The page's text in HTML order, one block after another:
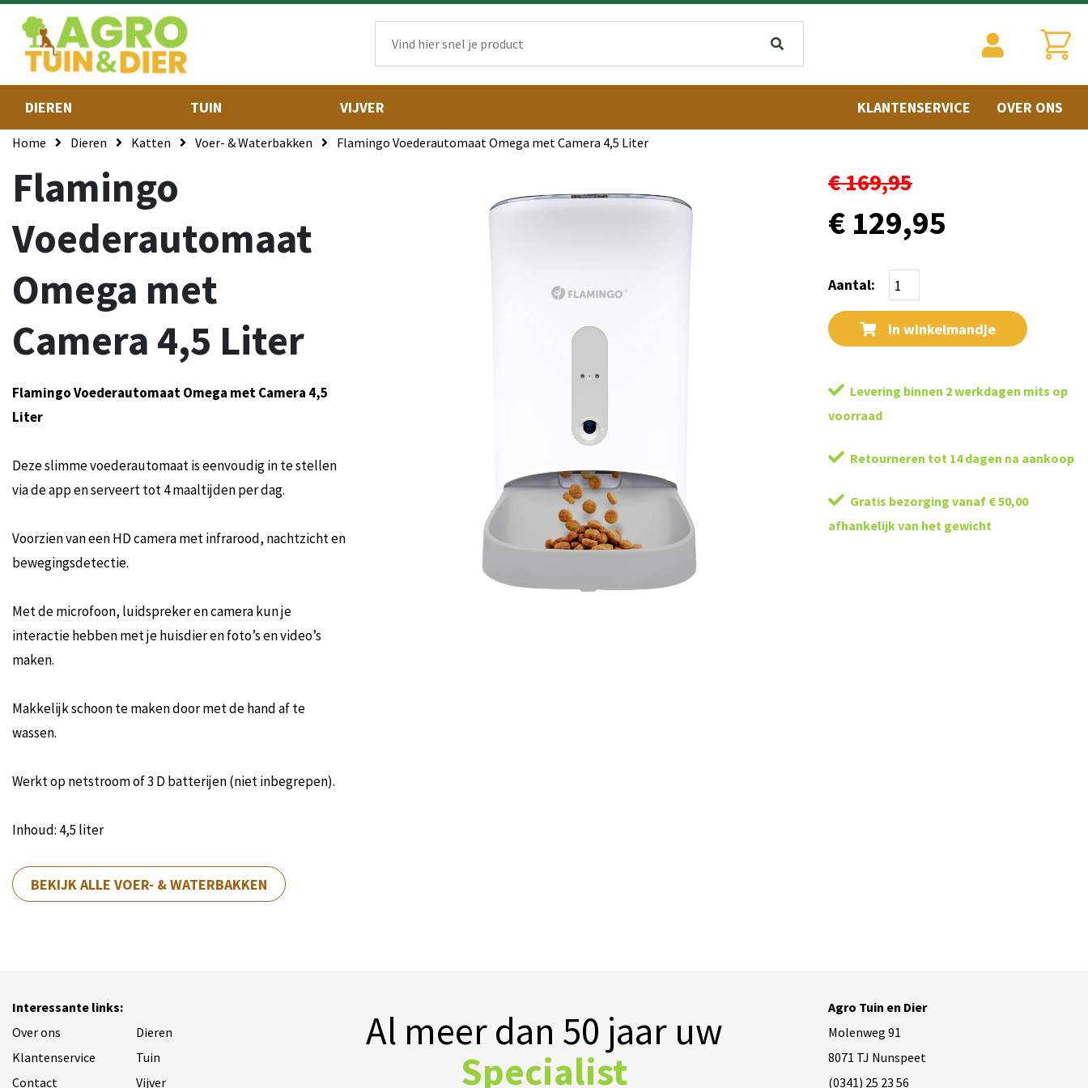
DIEREN TUIN VIJVER KLANTENSERVICE OVER ONS
Home Dieren Katten Voer- & Waterbakken Flamingo Voederautomaat Omega met Camera 4,5 Liter
Flamingo
Voederautomaat
Omega met
Camera 4,5 Liter
Flamingo Voederautomaat Omega met Camera 4,5
Liter
Deze slimme voederautomaat is eenvoudig in te stellen
via de app en serveert tot 4 maaltijden per dag.
Voorzien van een HD camera met infrarood, nachtzicht en
bewegingsdetectie.
Met de microfoon, luidspreker en camera kun je
interactie hebben met je huisdier en foto’s en video’s
maken.
Makkelijk schoon te maken door met de hand af te
wassen.
Werkt op netstroom of 3 D batterijen (niet inbegrepen).
Inhoud: 4,5 liter
BEKIJK ALLE VOER- & WATERBAKKEN
€ 169,95
€ 129,95
Aantal:
In winkelmandje
Levering binnen 2 werkdagen mits op
voorraad
Retourneren tot 14 dagen na aankoop
Gratis bezorging vanaf € 50,00
afhankelijk van het gewicht
Al meer dan 50 jaar uw
Specialist
Agro Tuin en Dier
Molenweg 91
8071 TJ Nunspeet
(0341) 25 23 56
Interessante links:
Over ons
Dieren
Klantenservice
Tuin
Contact
Vijver